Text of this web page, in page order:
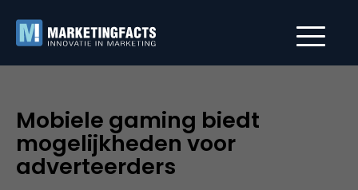
Mobiele gaming biedt
mogelijkheden voor
adverteerders